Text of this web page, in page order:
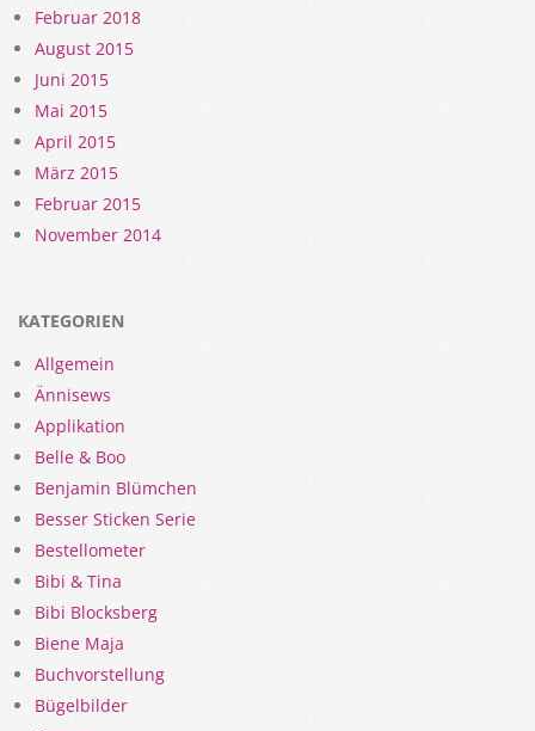
Februar 2018
August 2015
Juni 2015
Mai 2015
April 2015
März 2015
Februar 2015
November 2014
KATEGORIEN
Allgemein
Ännisews
Applikation
Belle & Boo
Benjamin Blümchen
Besser Sticken Serie
Bestellometer
Bibi & Tina
Bibi Blocksberg
Biene Maja
Buchvorstellung
Bügelbilder